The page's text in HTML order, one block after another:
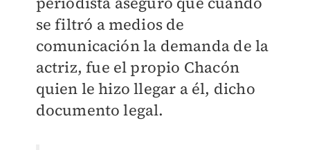
se filtró a medios de
comunicación la demanda de la
actriz, fue el propio Chacón
quien le hizo llegar a él, dicho
documento legal.